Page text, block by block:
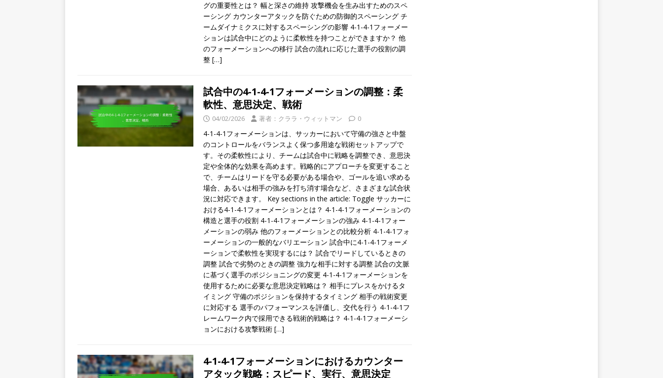
グの重要性とは？ 幅と深さの維持 攻撃機会を生み出すためのスペ
ーシング カウンターアタックを防ぐための防御的スペーシング チ
ームダイナミクスに対するスペーシングの影響 4-1-4-1フォーメー
ションは試合中にどのように柔軟性を持つことができますか？ 他
のフォーメーションへの移行 試合の流れに応じた選手の役割の調
整 […]
試合中の4-1-4-1フォーメーションの調整：柔
軟性、意思決定、戦術
04/02/2026 著者：クララ・ウィットマン 0
4-1-4-1フォーメーションは、サッカーにおいて守備の強さと中盤
のコントロールをバランスよく保つ多用途な戦術セットアップで
す。その柔軟性により、チームは試合中に戦略を調整でき、意思決
定や全体的な効果を高めます。戦略的にアプローチを変更すること
で、チームはリードを守る必要がある場合や、ゴールを追い求める
場合、あるいは相手の強みを打ち消す場合など、さまざまな試合状
況に対応できます。 Key sections in the article: Toggle サッカーに
おける4-1-4-1フォーメーションとは？ 4-1-4-1フォーメーションの
構造と選手の役割 4-1-4-1フォーメーションの強み 4-1-4-1フォー
メーションの弱み 他のフォーメーションとの比較分析 4-1-4-1フォ
ーメーションの一般的なバリエーション 試合中に4-1-4-1フォーメ
ーションで柔軟性を実現するには？ 試合でリードしているときの
調整 試合で劣勢のときの調整 強力な相手に対する調整 試合の文脈
に基づく選手のポジショニングの変更 4-1-4-1フォーメーションを
使用するために必要な意思決定戦略は？ 相手にプレスをかけるタ
イミング 守備のポジションを保持するタイミング 相手の戦術変更
に対応する 選手のパフォーマンスを評価し、交代を行う 4-1-4-1フ
レームワーク内で採用できる戦術的戦略は？ 4-1-4-1フォーメーシ
ョンにおける攻撃戦術 […]
4-1-4-1フォーメーションにおけるカウンター
アタック戦略：スピード、実行、意思決定